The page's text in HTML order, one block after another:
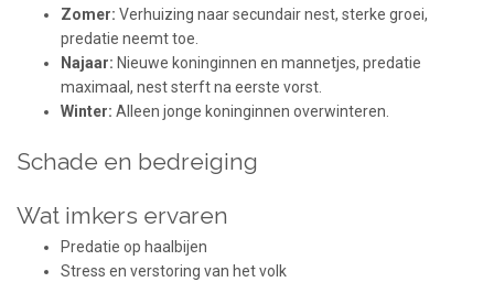
Zomer: Verhuizing naar secundair nest, sterke groei,
predatie neemt toe.
Najaar: Nieuwe koninginnen en mannetjes, predatie
maximaal, nest sterft na eerste vorst.
Winter: Alleen jonge koninginnen overwinteren.
Schade en bedreiging
Wat imkers ervaren
Predatie op haalbijen
Stress en verstoring van het volk